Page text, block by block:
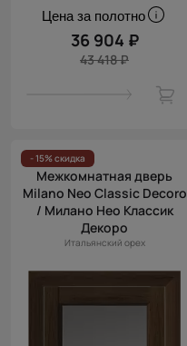
Цена за полотно
36 904 ₽
43 418 ₽
- 15% скидка
Межкомнатная дверь
Milano Neo Classic Decoro
/ Милано Нео Классик
Декоро
Итальянский орех